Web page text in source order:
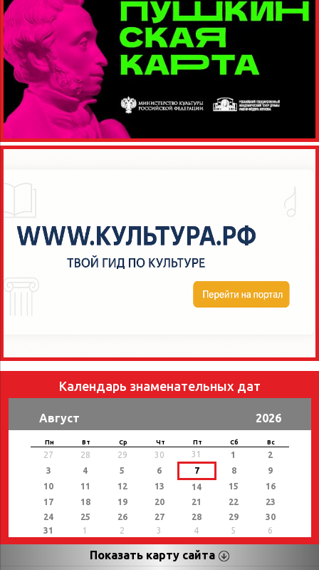
Календарь знаменательных дат
Август 2026
Пн Вт Ср Чт Пт Сб Вс
27 28 29 30 31 1
2
3
4 5 6 7 8
9
10
11 12 13 14 15
16
17
18 19 20 21 22
23
24
25 26 27 28 29
30
31
1 2 3 4 5 6
Показать карту сайта